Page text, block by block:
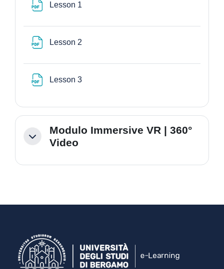
Lesson 1
Lesson 2
Lesson 3
Minimizza
Modulo Immersive VR | 360°
Video